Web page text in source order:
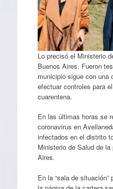
Lo precisó el Ministerio
Buenos Aires. Fueron
municipio sigue con una
efectuar controles para
cuarentena.
En las últimas horas se
coronavirus en
infectados en el distrito
Ministerio de Salud de
Aires.
En la “sala de